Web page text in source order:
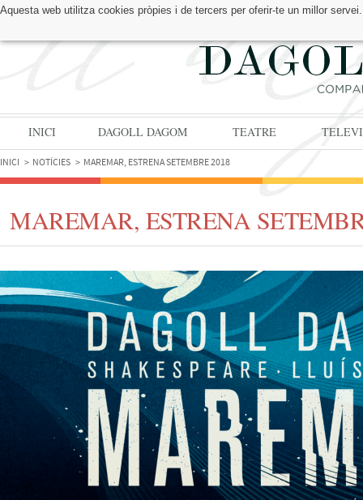
Aquesta web utilitza cookies pròpies i de tercers per oferir-te un millor
TROBA'NS A:
INICI DAGOLL DAGOM TEATRE
INICI NOTÍCIES MAREMAR, ESTRENA SETEMBRE 2018
MAREMAR, ESTRENA